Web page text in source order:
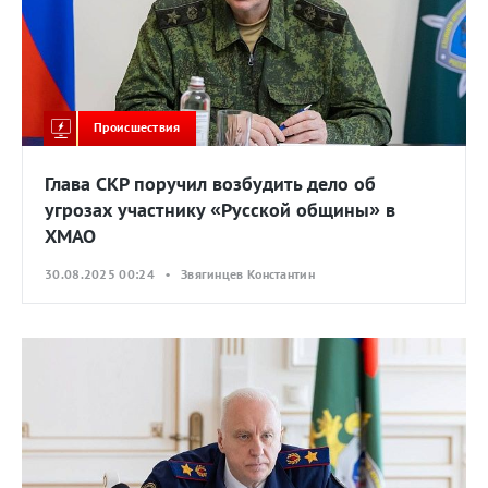
Происшествия
Глава СКР поручил возбудить дело об
угрозах участнику «Русской общины» в
ХМАО
30.08.2025 00:24 • Звягинцев Константин